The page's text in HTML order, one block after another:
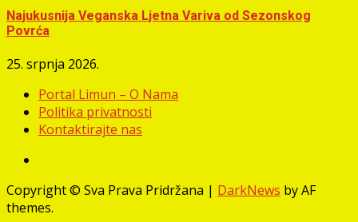
Najukusnija Veganska Ljetna Variva od Sezonskog
Povrća
25. srpnja 2026.
Portal Limun – O Nama
Politika privatnosti
Kontaktirajte nas
Copyright © Sva Prava Pridržana | DarkNews by AF
themes.